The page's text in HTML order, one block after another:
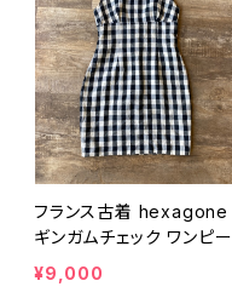
フランス古着 hexagone
ギンガムチェック ワンピー
ス
¥9,000